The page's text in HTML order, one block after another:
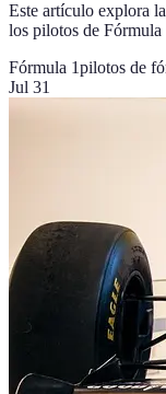
Este artículo explora
los pilotos de Fórmula
Fórmula 1pilotos de
Jul 31